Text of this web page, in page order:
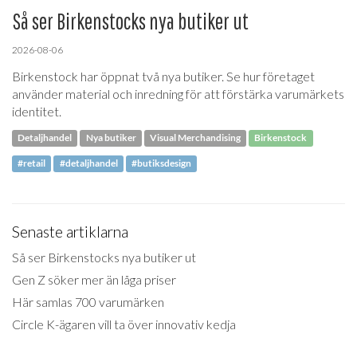
Så ser Birkenstocks nya butiker ut
2026-08-06
Birkenstock har öppnat två nya butiker. Se hur företaget
använder material och inredning för att förstärka varumärkets
identitet.
Detaljhandel Nya butiker Visual Merchandising Birkenstock
#retail #detaljhandel #butiksdesign
Senaste artiklarna
Så ser Birkenstocks nya butiker ut
Gen Z söker mer än låga priser
Här samlas 700 varumärken
Circle K-ägaren vill ta över innovativ kedja